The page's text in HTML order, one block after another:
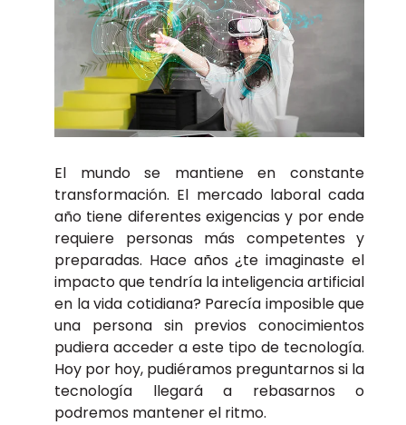
El mundo se mantiene en constante
transformación. El mercado laboral cada
año tiene diferentes exigencias y por ende
requiere personas más competentes y
preparadas. Hace años ¿te imaginaste el
impacto que tendría la inteligencia artificial
en la vida cotidiana? Parecía imposible que
una persona sin previos conocimientos
pudiera acceder a este tipo de tecnología.
Hoy por hoy, pudiéramos preguntarnos si la
tecnología llegará a rebasarnos o
podremos mantener el ritmo.